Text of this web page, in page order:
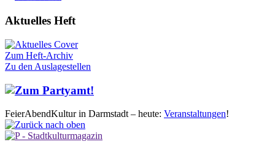
Aktuelles Heft
Zum Heft-Archiv
Zu den Auslagestellen
FeierAbendKultur in Darmstadt – heute: Veranstaltungen!